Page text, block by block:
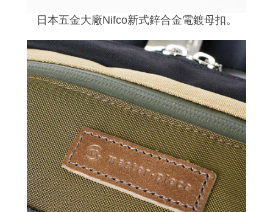
日本五金大廠Nifco新式鋅合金電鍍母扣。